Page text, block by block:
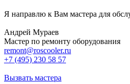
Я направлю к Вам мастера для
Андрей Мураев
Мастер по ремонту оборудования
remont@roscooler.ru
+7 (495) 230 58 57
Вызвать мастера